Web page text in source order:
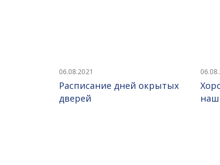
06.08.2021
Расписание дней окрытых
дверей